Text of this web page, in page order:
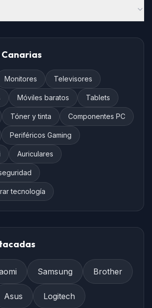
Canarias
Monitores Televisores
Móviles baratos Tablets
Tóner y tinta Componentes PC
Periféricos Gaming
Auriculares
tecnología
Samsung Brother
Asus Logitech